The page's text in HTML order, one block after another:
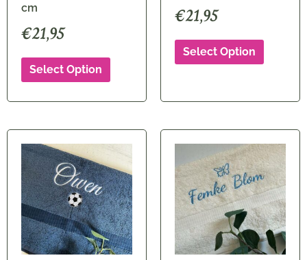
cm
€21,95
Select Option
€21,95
Select Option